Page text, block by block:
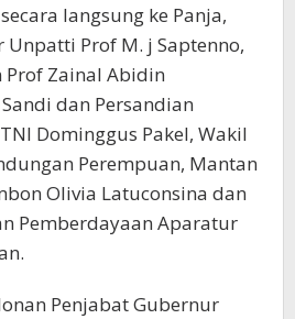
langsung ke Panja,
Prof M. j Saptenno,
Prof Zainal Abidin
dan Persandian
Dominggus Pakel, Wakil
Perempuan, Mantan
Olivia Latuconsina dan
Pemberdayaan Aparatur
Penjabat Gubernur